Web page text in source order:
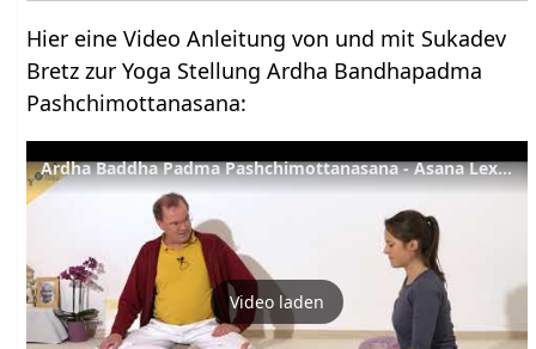
Hier eine Video Anleitung von und mit Sukadev
Bretz zur Yoga Stellung Ardha Bandhapadma
Pashchimottanasana:
Ardha Baddha Padma Pashchimottanasana - Asana Lexikon 76
Video laden